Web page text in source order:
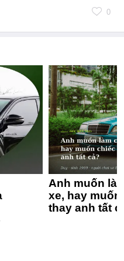
0
Anh muốn
xe, hay
thay anh tất